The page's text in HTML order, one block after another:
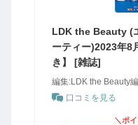
LDK the Beauty (
ーティー)2023年8
き】 [雑誌]
編集:LDK the Beauty
口コミを見る
＼ポ